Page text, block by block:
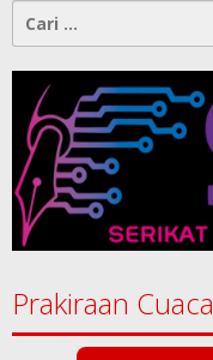
Cari
untuk:
Prakiraan Cuaca